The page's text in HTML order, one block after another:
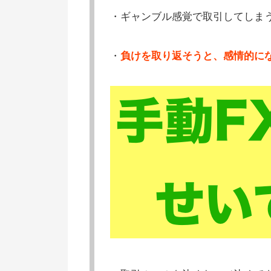
・ギャンブル感覚で取引してしま
・ 負けを取り返そうと、感情的に